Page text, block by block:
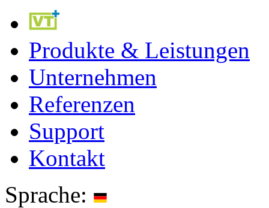
Produkte & Leistungen
Unternehmen
Referenzen
Support
Kontakt
Sprache: